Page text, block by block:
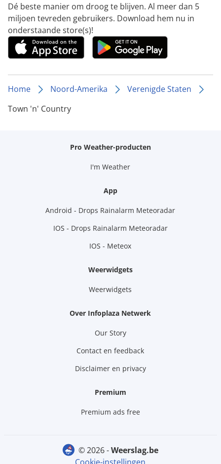
Dé beste manier om droog te blijven. Al meer dan 5
miljoen tevreden gebruikers. Download hem nu in
onderstaande store(s)!
Home Noord-Amerika
Verenigde Staten
Town 'n' Country
Pro Weather-producten
I'm Weather
App
Android - Drops Rainalarm Meteoradar
IOS - Drops Rainalarm Meteoradar
IOS - Meteox
Weerwidgets
Weerwidgets
Over Infoplaza Netwerk
Our Story
Contact en feedback
Disclaimer en privacy
Premium
Premium ads free
© 2026 -
weerslag.be